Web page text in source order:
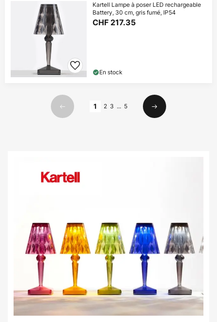
Kartell Lampe à poser LED rechargeable
Battery, 30 cm, gris fumé, IP54
CHF 217.35
En stock
Précédent
1 2 3 ... 5
Suivant